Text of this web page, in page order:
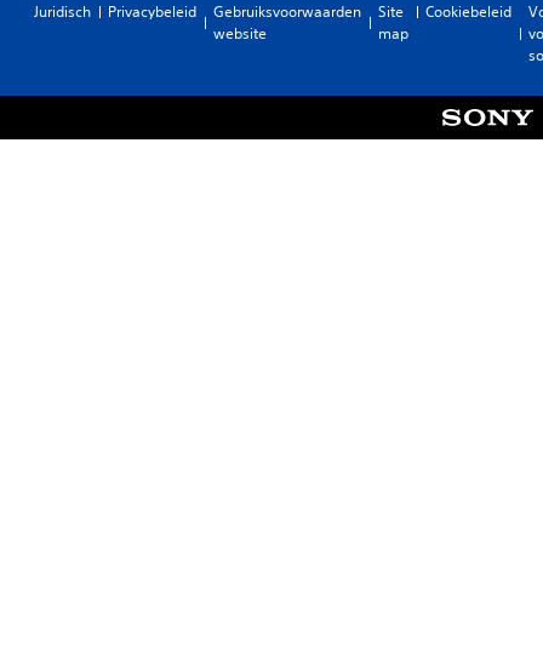
Juridisch Privacybeleid
Gebruiksvoorwaarden
website
Site
map
Cookiebeleid